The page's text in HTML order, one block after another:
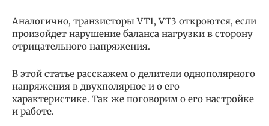
Аналогично, транзисторы VT1, VT3 откроются, если
произойдет нарушение баланса нагрузки в сторону
отрицательного напряжения.
В этой статье расскажем о делители однополярного
напряжения в двухполярное и о его
характеристике. Так же поговорим о его настройке
и работе.